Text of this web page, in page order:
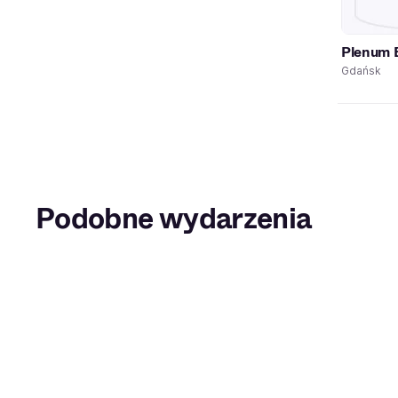
Gdańsk
Podobne wydarzenia